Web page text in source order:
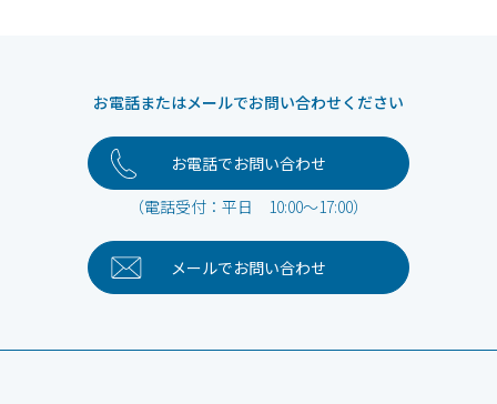
お電話またはメールでお問い合わせください
お電話でお問い合わせ
（電話受付：平日 10:00～17:00）
メールでお問い合わせ